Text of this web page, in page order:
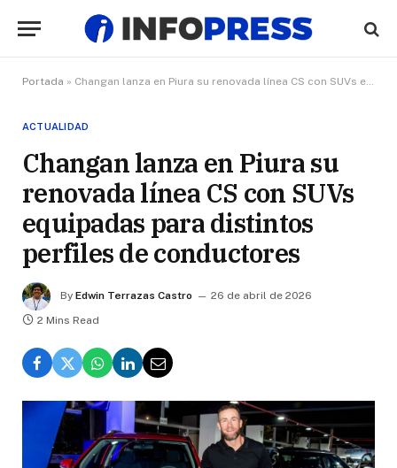
Portada » Changan lanza en Piura su renovada línea CS con SUVs equipadas para distintos perfiles de conductores
ACTUALIDAD
Changan lanza en Piura su
renovada línea CS con SUVs
equipadas para distintos
perfiles de conductores
By Edwin Terrazas Castro
26 de abril de 2026
2 Mins Read